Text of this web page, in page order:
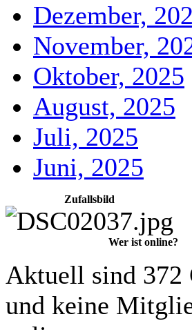
Dezember,
November,
Oktober, 2025
August, 2025
Juli, 2025
Juni, 2025
Zufallsbild
Wer ist online?
Aktuell sind 372
und keine